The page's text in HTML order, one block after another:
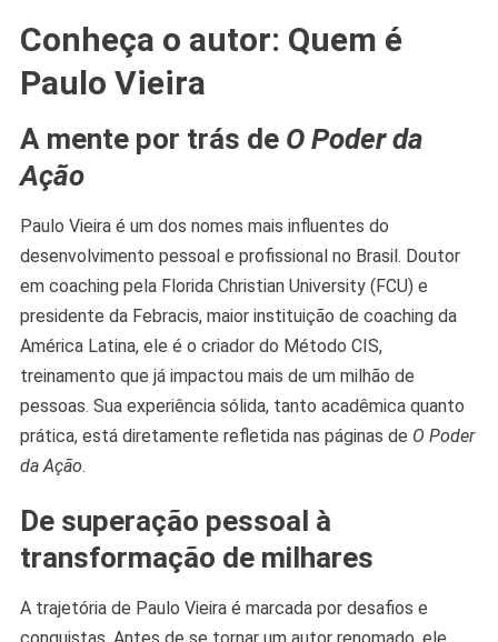
Conheça o autor: Quem é
Paulo Vieira
A mente por trás de O Poder da
Ação
Paulo Vieira é um dos nomes mais influentes do
desenvolvimento pessoal e profissional no Brasil. Doutor
em coaching pela Florida Christian University (FCU) e
presidente da Febracis, maior instituição de coaching da
América Latina, ele é o criador do Método CIS,
treinamento que já impactou mais de um milhão de
pessoas. Sua experiência sólida, tanto acadêmica quanto
prática, está diretamente refletida nas páginas de O Poder
da Ação.
De superação pessoal à
transformação de milhares
A trajetória de Paulo Vieira é marcada por desafios e